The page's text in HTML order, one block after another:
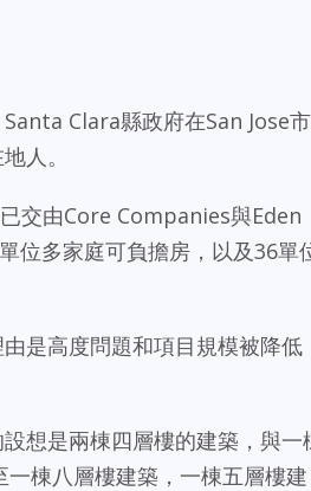
Clara縣政府在San Jose市
人。
交由Core Companies與Eden
位多家庭可負擔房，以及36單
是高度問題和項目規模被降低
想是兩棟四層樓的建築，與一
棟八層樓建築，一棟五層樓建